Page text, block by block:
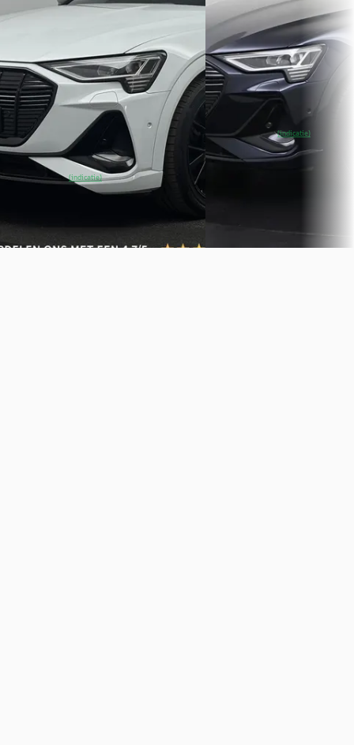
Boven markt
2023 · 75041 km · Elektrisch ·
Automaat
Occasions Zeist· Apeldoorn
4,0 (106)
1291 dagen geleden geplaatst
~91% SoH(indicatie)Bekijk
Vergelijk
Boven markt
2022 · 66.596 km ·
Automaat
Auto Smeeing
· Soest
~89% SoH(indicatie)
aanbieding →